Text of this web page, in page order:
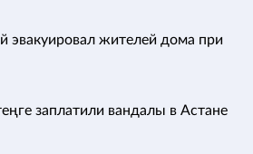
эвакуировал жителей дома при
заплатили вандалы в Астане